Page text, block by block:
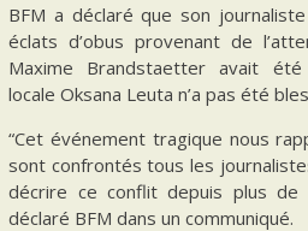
BFM a déclaré que son
éclats d’obus provenant de
Maxime Brandstaetter avait
locale Oksana Leuta n’a pas été
“Cet événement tragique nous
sont confrontés tous les
décrire ce conflit depuis plus de
déclaré BFM dans un communiqué.